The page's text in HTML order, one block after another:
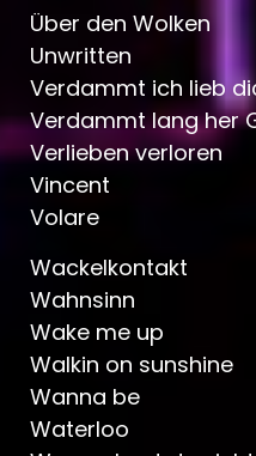
Über den Wolken
Unwritten
Verdammt ich lieb
Verdammt lang her
Verlieben verloren
Vincent
Volare
Wackelkontakt
Wahnsinn
Wake me up
Walkin on sunshine
Wanna be
Waterloo